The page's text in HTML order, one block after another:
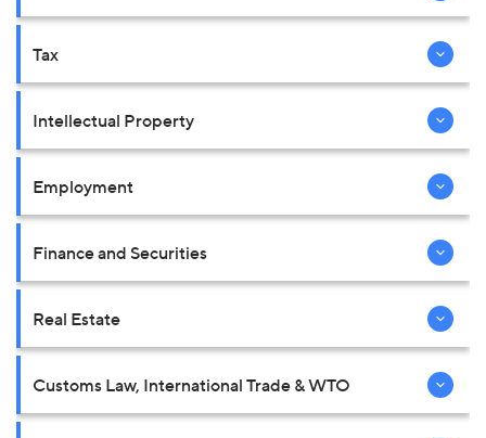
Tax
Intellectual Property
Employment
Finance and Securities
Real Estate
Customs Law, International Trade & WTO